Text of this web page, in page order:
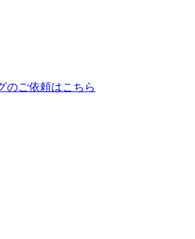
のご依頼はこちら